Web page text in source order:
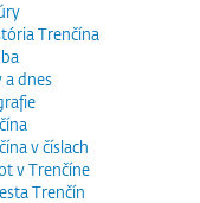
Trenčína
a dnes
v číslach
v Trenčíne
Trenčín